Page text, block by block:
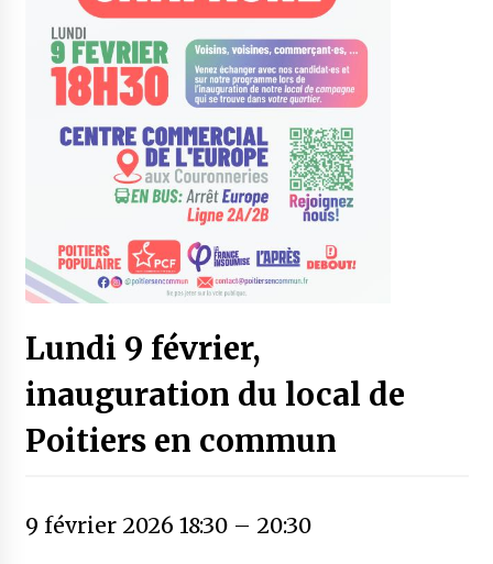
Lundi 9 février,
inauguration du local de
Poitiers en commun
9 février 2026 18:30– 20:30